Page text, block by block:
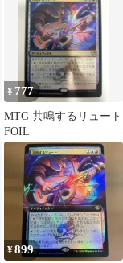
¥ 777
MTG 共鳴するリュート
FOIL
¥899